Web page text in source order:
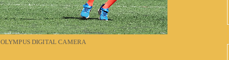
OLYMPUS DIGITAL CAMERA